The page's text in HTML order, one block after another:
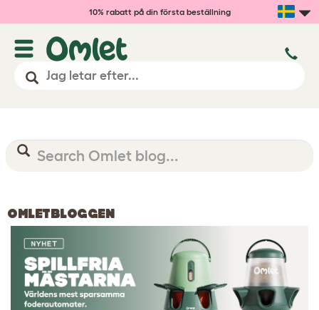
10% rabatt på din första beställning
OMLETBLOGGEN